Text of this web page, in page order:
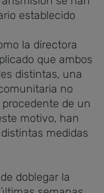
establecido
la directora
que ambos
distintas, una
no
de un
motivo, han
medidas
doblegar la